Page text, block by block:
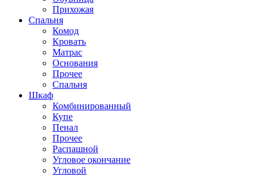
Прихожая
Спальня
Комод
Кровать
Матраc
Основания
Прочее
Спальня
Шкаф
Комбинированный
Купе
Пенал
Прочее
Распашной
Угловое окончание
Угловой